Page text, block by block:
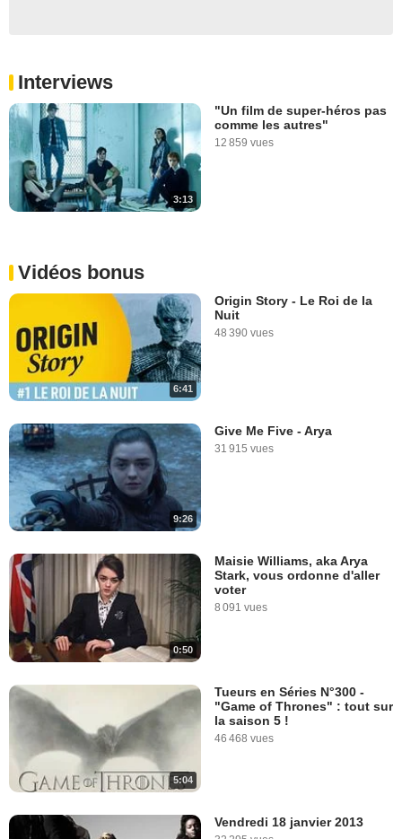
Interviews
3:13
"Un film de super-héros pas
comme les autres"
12 859 vues
Vidéos bonus
6:41
Origin Story - Le Roi de la
Nuit
48 390 vues
9:26
Give Me Five - Arya
31 915 vues
0:50
Maisie Williams, aka Arya
Stark, vous ordonne d'aller
voter
8 091 vues
5:04
Tueurs en Séries N°300 -
"Game of Thrones" : tout sur
la saison 5 !
46 468 vues
Vendredi 18 janvier 2013